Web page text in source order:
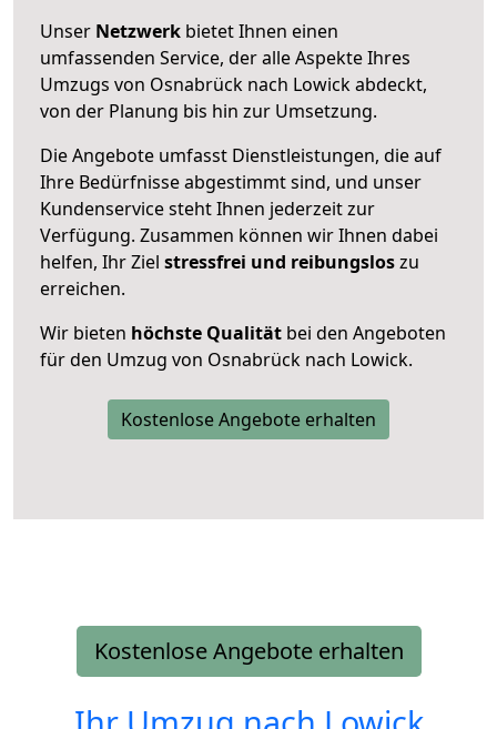
Unser Netzwerk bietet Ihnen einen
umfassenden Service, der alle Aspekte Ihres
Umzugs von Osnabrück nach Lowick abdeckt,
von der Planung bis hin zur Umsetzung.
Die Angebote umfasst Dienstleistungen, die auf
Ihre Bedürfnisse abgestimmt sind, und unser
Kundenservice steht Ihnen jederzeit zur
Verfügung. Zusammen können wir Ihnen dabei
helfen, Ihr Ziel stressfrei und reibungsloszu
erreichen.
Wir bieten höchste Qualität bei den Angeboten
für den Umzug von Osnabrück nach Lowick.
Kostenlose Angebote erhalten
Kostenlose Angebote erhalten